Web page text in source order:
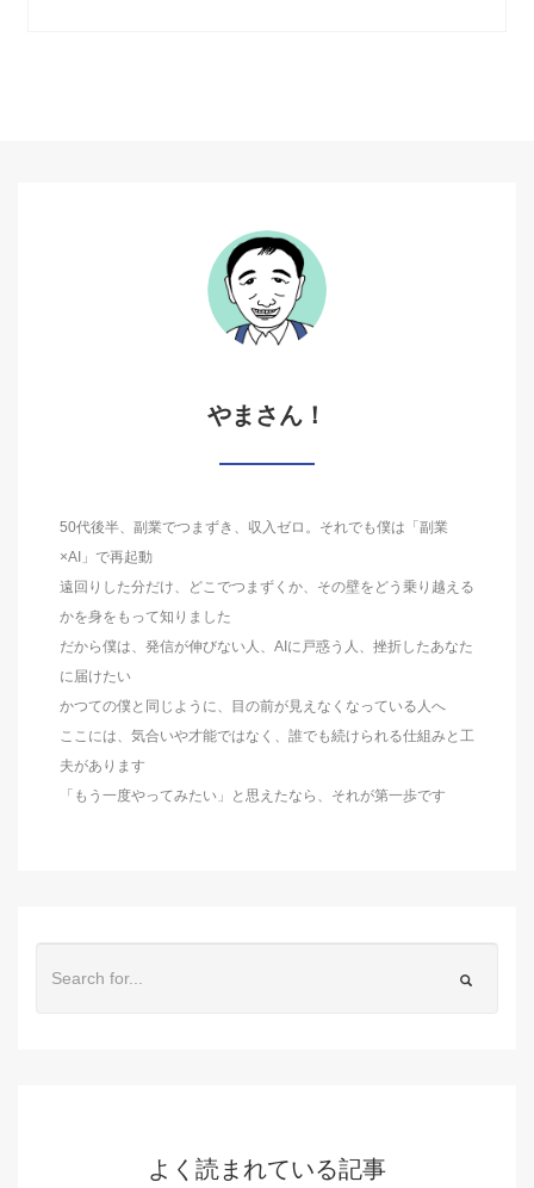
やまさん！
50代後半、副業でつまずき、収入ゼロ。それでも僕は「副業
×AI」で再起動
遠回りした分だけ、どこでつまずくか、その壁をどう乗り越える
かを身をもって知りました
だから僕は、発信が伸びない人、AIに戸惑う人、挫折したあなた
に届けたい
かつての僕と同じように、目の前が見えなくなっている人へ
ここには、気合いや才能ではなく、誰でも続けられる仕組みと工
夫があります
「もう一度やってみたい」と思えたなら、それが第一歩です
よく読まれている記事